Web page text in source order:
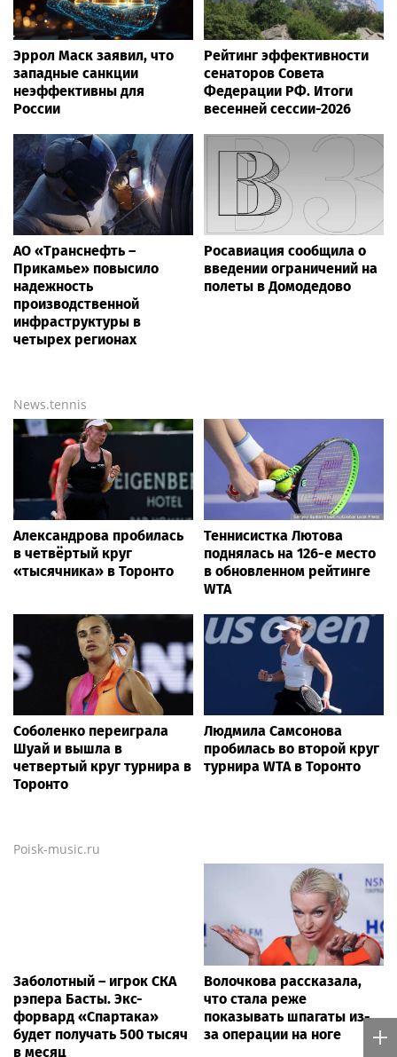
Эррол Маск заявил, что
западные санкции
неэффективны для
России
Рейтинг эффективности
сенаторов Совета
Федерации РФ. Итоги
весенней сессии-2026
АО «Транснефть –
Прикамье» повысило
надежность
производственной
инфраструктуры в
четырех регионах
Росавиация сообщила о
введении ограничений на
полеты в Домодедово
News.tennis
Александрова пробилась
в четвёртый круг
«тысячника» в Торонто
Теннисистка Лютова
поднялась на 126-е место
в обновленном рейтинге
WTA
Соболенко переиграла
Шуай и вышла в
четвертый круг турнира в
Торонто
Людмила Самсонова
пробилась во второй круг
турнира WTA в Торонто
Poisk-music.ru
Заболотный – игрок СКА
рэпера Басты. Экс-
форвард «Спартака»
будет получать 500 тысяч
в месяц
Волочкова рассказала,
что стала реже
показывать шпагаты из-
за операции на ноге